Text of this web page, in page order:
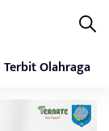
Terbit Olahraga